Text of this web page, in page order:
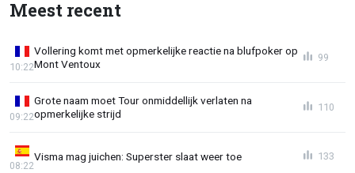
Meest recent
Vollering komt met opmerkelijke reactie na blufpoker op
Mont Ventoux
10:22
99
Grote naam moet Tour onmiddellijk verlaten na
opmerkelijke strijd
09:22
110
Visma mag juichen: Superster slaat weer toe
08:22
133